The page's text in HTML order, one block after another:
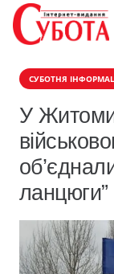
СУБОТНЯ
У
ланцюги”